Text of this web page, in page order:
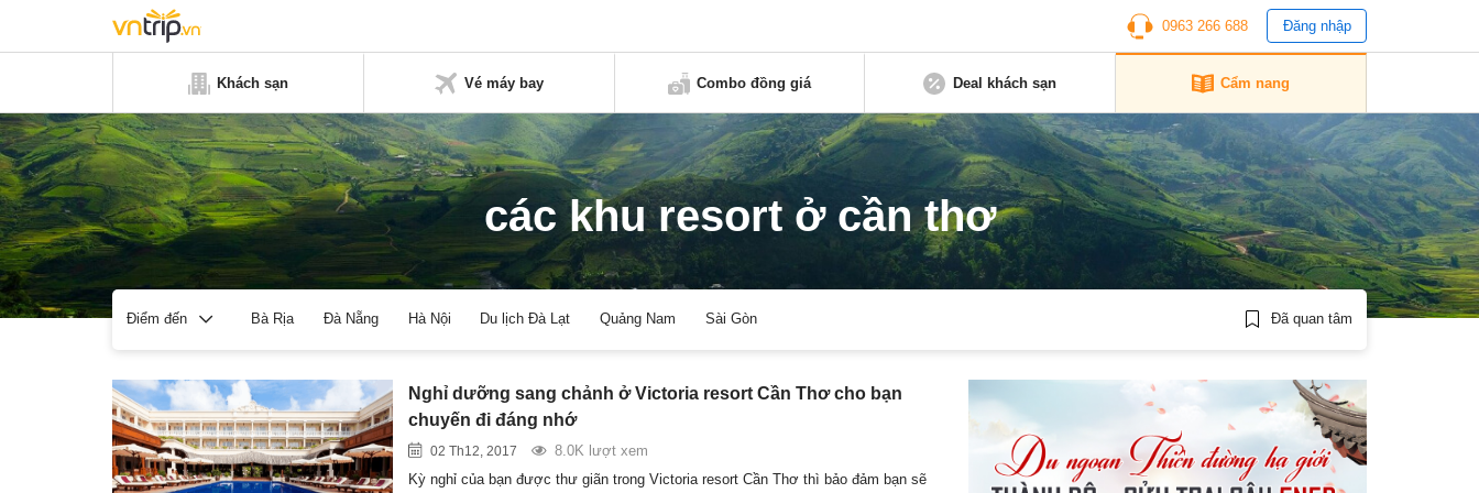
0963 266 688 Đăng nhập
Khách sạn Vé máy bay Combo đồng giá Deal khách sạn Cẩm nang
các khu resort ở cần thơ
Điểm đến Bà Rịa Đà Nẵng Hà Nội Du lịch Đà Lạt Quảng Nam Sài Gòn Đã quan tâm
Nghỉ dưỡng sang chảnh ở Victoria resort Cần Thơ cho bạn
chuyến đi đáng nhớ
02 Th12, 2017
8.0K lượt xem
Kỳ nghỉ của bạn được thư giãn trong Victoria resort Cần Thơ thì bảo đảm bạn sẽ